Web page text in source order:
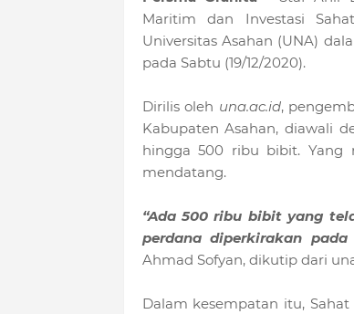
Maritim dan Investasi
Universitas Asahan (UNA)
pada Sabtu (19/12/2020).
Dirilis oleh una.ac.id,
Kabupaten Asahan, diawali
hingga 500 ribu bibit. Yang
mendatang.
“Ada 500 ribu bibit yang
perdana diperkirakan
Ahmad Sofyan, dikutip dari
Dalam kesempatan itu,